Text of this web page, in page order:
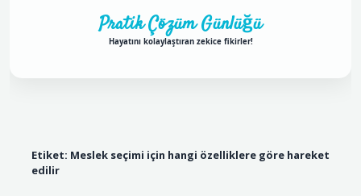
Pratik Çözüm Günlüğü
Hayatını kolaylaştıran zekice fikirler!
Etiket: Meslek seçimi için hangi özelliklere göre hareket
edilir